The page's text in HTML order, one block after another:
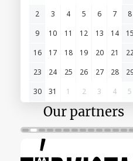
2
3 4 5 6 7
8
9
10 11 12 13 14
15
16
17 18 19 20 21
23
24 25 26 27 28
30
31 1 2 3 4 5
Our partners